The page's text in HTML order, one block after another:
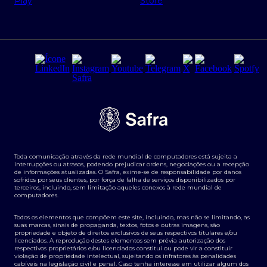
Regras e Parâmetros de Atuação Banco Safra
Segurança da Informação
Tarifas e serviços Pessoa Física
Transparência de remuneração
Termos e Condições para Portabilidade de Investimento
Derivativos
Agronegócios
Toda comunicação através da rede mundial de computadores está sujeita a
interrupções ou atrasos, podendo prejudicar ordens, negociações ou a recepção
de informações atualizadas. O Safra, exime-se de responsabilidade por danos
sofridos por seus clientes, por força de falha de serviços disponibilizados por
terceiros, incluindo, sem limitação aqueles conexos à rede mundial de
computadores.
Todos os elementos que compõem este site, incluindo, mas não se limitando, as
suas marcas, sinais de propaganda, textos, fotos e outras imagens, são
propriedade e objeto de direitos exclusivos de seus respectivos titulares e/ou
licenciados. A reprodução destes elementos sem prévia autorização dos
respectivos proprietários e/ou licenciados constitui ou pode vir a constituir
violação de propriedade intelectual, sujeitando os infratores às penalidades
cabíveis na legislação civil e penal. Caso tenha interesse em utilizar algum dos